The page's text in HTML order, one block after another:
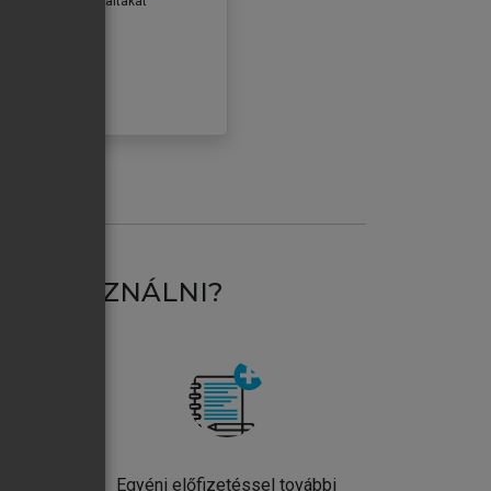
HASZNÁLNI?
Egyéni előfizetéssel további